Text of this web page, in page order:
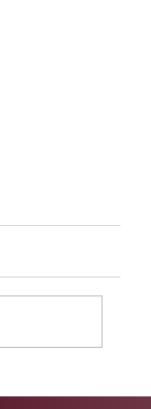
Dalbem Mapa